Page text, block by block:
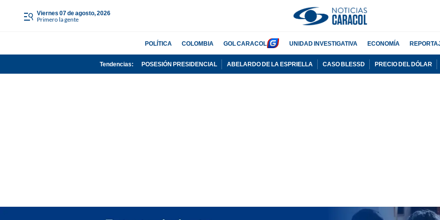
viernes 07 de agosto, 2026
Primero la gente
POLÍTICA COLOMBIA GOL CARACOL UNIDAD INVESTIGATIVA ECONOMÍA
Tendencias: POSESIÓN PRESIDENCIAL ABELARDO DE LA ESPRIELLA CASO BLESSD PRECIO DEL DÓLAR